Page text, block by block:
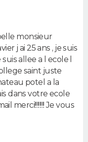
monsieur
j ai 25 ans , je suis
allee a l ecole l
saint juste
potel a la
dans votre ecole
merci!!!!!!!! Je vous